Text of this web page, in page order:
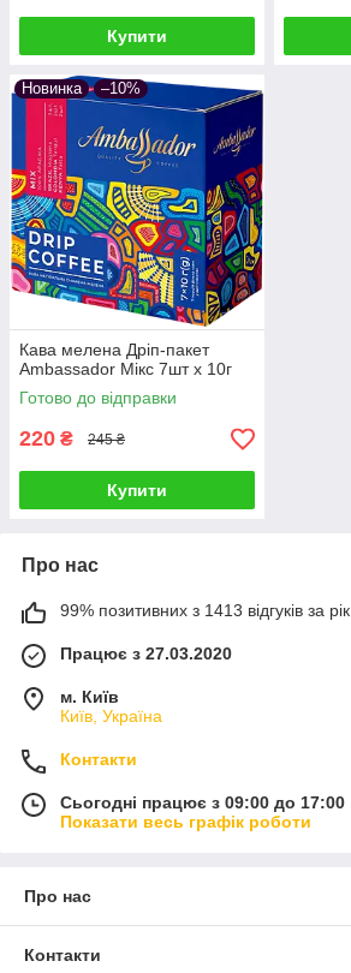
Купити
Новинка –10%
Кава мелена Дріп-пакет
Ambassador Мікс 7шт х 10г
Готово до відправки
220 ₴ 245 ₴
Купити
Про нас
99% позитивних з 1413 відгуків за рік
Працює з 27.03.2020
м. Київ
Київ, Україна
Контакти
Сьогодні працює з 09:00 до 17:00
Показати весь графік роботи
Про нас
Контакти